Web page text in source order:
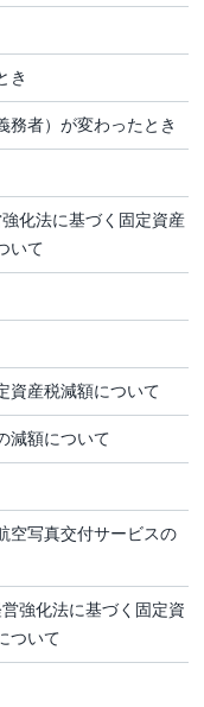
き
務者）が変わったとき
強化法に基づく固定資産
いて
資産税減額について
減額について
空写真交付サービスの
強化法に基づく固定資
ついて